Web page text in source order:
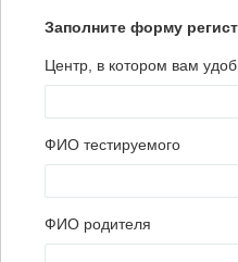
Заполните форму
Центр, в котором вам
ФИО тестируемого
ФИО родителя